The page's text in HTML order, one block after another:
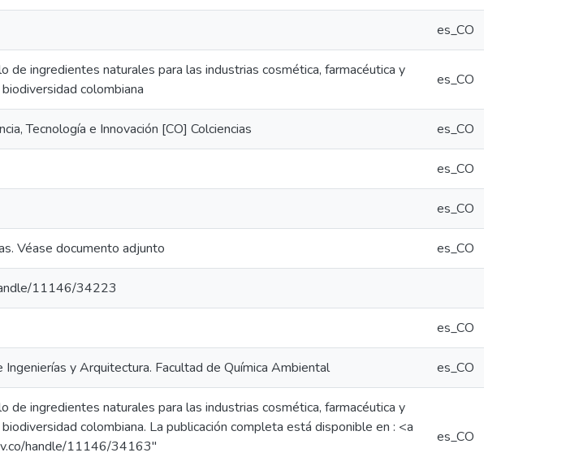
es_CO
de ingredientes naturales para las industrias cosmética, farmacéutica y
colombiana
es_CO
Tecnología e Innovación [CO] Colciencias es_CO
es_CO
es_CO
Véase documento adjunto es_CO
11146/34223
es_CO
y Arquitectura. Facultad de Química Ambiental es_CO
de ingredientes naturales para las industrias cosmética, farmacéutica y
colombiana. La publicación completa está disponible en : <a
handle/11146/34163"
es_CO